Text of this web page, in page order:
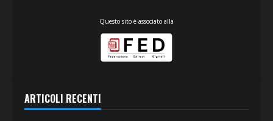
Questo sito è associato alla
ARTICOLI RECENTI